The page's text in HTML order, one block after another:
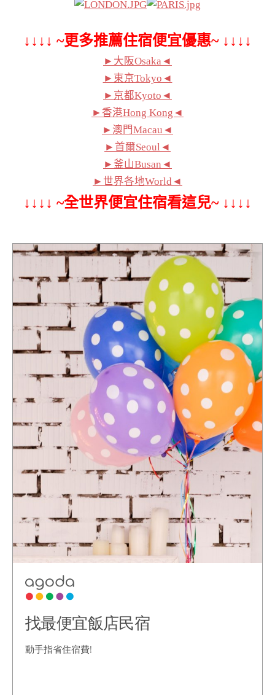
↓↓↓↓ ~更多推薦住宿便宜優惠~ ↓↓↓↓
►大阪Osaka◄
►東京Tokyo◄
►京都Kyoto◄
►香港Hong Kong◄
►澳門Macau◄
►首爾Seoul◄
►釜山Busan◄
►世界各地World◄
↓↓↓↓ ~全世界便宜住宿看這兒~ ↓↓↓↓